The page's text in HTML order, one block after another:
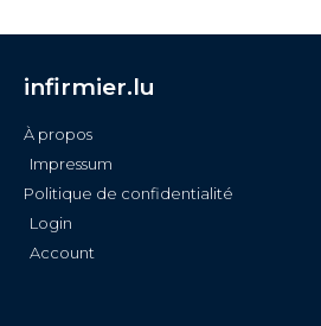
infirmier.lu
À propos
Impressum
Politique de confidentialité
Login
Account